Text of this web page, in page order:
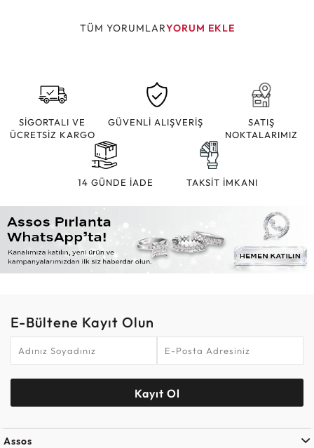
TÜM YORUMLARYORUM EKLE
SİGORTALI VE
ÜCRETSİZ KARGO
GÜVENLİ ALIŞVERİŞ
SATIŞ
NOKTALARIMIZ
14 GÜNDE İADE TAKSİT İMKANI
E-Bültene Kayıt Olun
Kayıt Ol
Assos